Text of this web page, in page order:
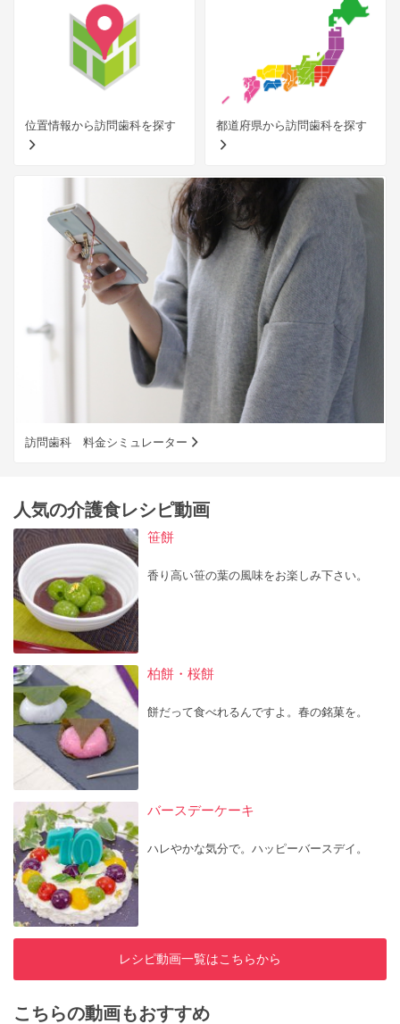
位置情報から訪問歯科を探す 都道府県から訪問歯科を探す
訪問歯科 料金シミュレーター
人気の介護食レシピ動画
笹餅
香り高い笹の葉の風味をお楽しみ下さい。
柏餅・桜餅
餅だって食べれるんですよ。春の銘菓を。
バースデーケーキ
ハレやかな気分で。ハッピーバースデイ。
レシピ動画一覧はこちらから
こちらの動画もおすすめ